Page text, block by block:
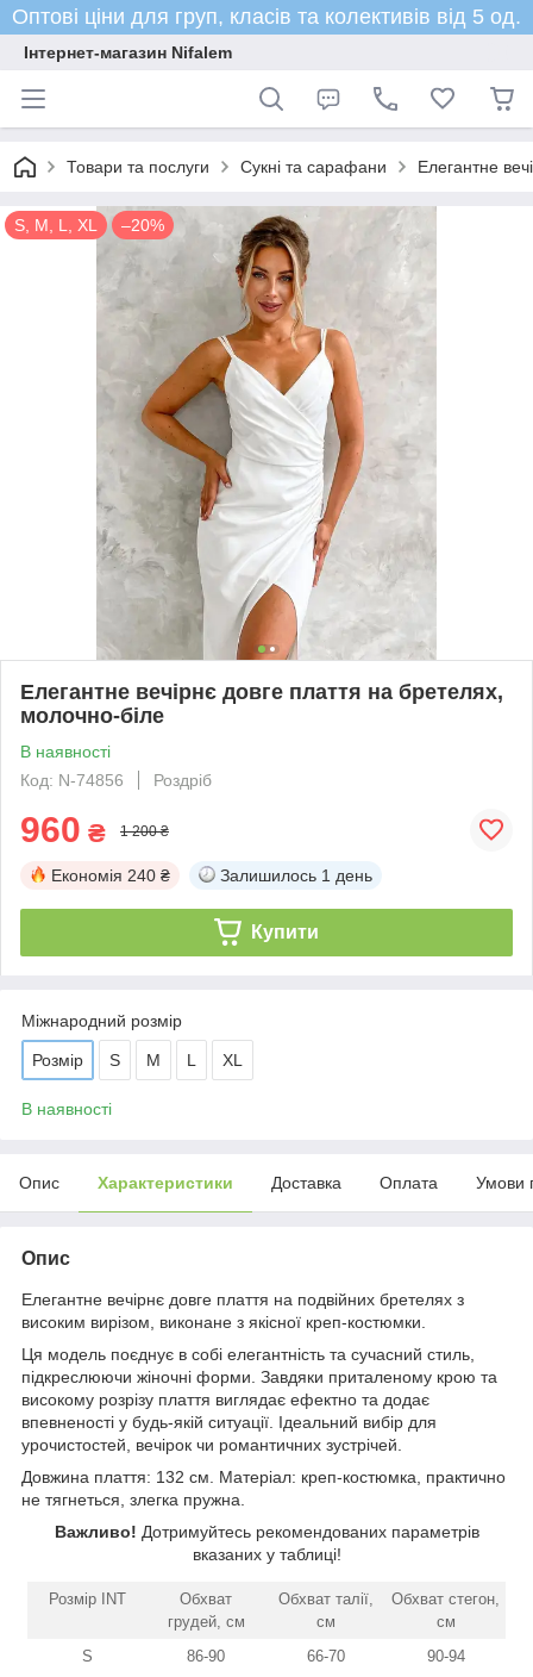
Оптові ціни для груп, класів та колективів від 5 од.
Інтернет-магазин Nifalem
Товари та послуги Сукні та сарафани Елегантне
S, M, L, XL –20%
Елегантне вечірнє довге плаття на бретелях,
молочно-біле
В наявності
Код: N-74856
Роздріб
960 ₴ 1 200 ₴
Економія 240 ₴ Залишилось 1 день
Купити
Міжнародний розмір
Розмір S M L XL
В наявності
Опис Характеристики Доставка Оплата Умови
Опис
Елегантне вечірнє довге плаття на подвійних бретелях з
високим вирізом, виконане з якісної креп-костюмки.
Ця модель поєднує в собі елегантність та сучасний стиль,
підкреслюючи жіночні форми. Завдяки приталеному крою та
високому розрізу плаття виглядає ефектно та додає
впевненості у будь-якій ситуації. Ідеальний вибір для
урочистостей, вечірок чи романтичних зустрічей.
Довжина плаття: 132 см. Матеріал: креп-костюмка, практично
не тягнеться, злегка пружна.
Важливо! Дотримуйтесь рекомендованих параметрів
вказаних у таблиці!
Розмір INT
Обхват
грудей, см
Обхват талії,
см
Обхват стегон,
см
S
86-90 66-70
90-94